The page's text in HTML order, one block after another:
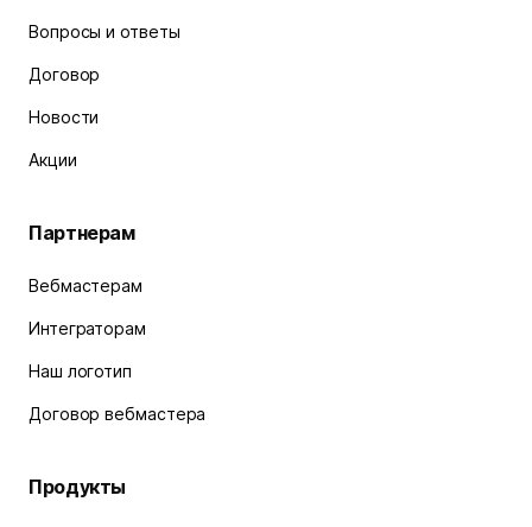
Вопросы и ответы
Договор
Новости
Акции
Партнерам
Вебмастерам
Интеграторам
Наш логотип
Договор вебмастера
Продукты